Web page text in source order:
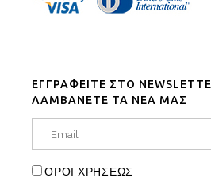
ΕΓΓΡΑΦΕΙΤΕ ΣΤΟ
ΛΑΜΒΑΝΕΤΕ ΤΑ ΝΕΑ ΜΑΣ
ΟΡΟΙ ΧΡΗΣΕΩΣ